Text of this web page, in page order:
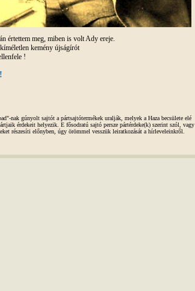
értettem meg, miben is volt Ady ereje.
kemény újságírót
!
nak gúnyolt sajtót a pártsajtótermékek uralják, melyek a Haza becsülete elé
érdekeit helyezik. E fősodratú sajtó persze pártérdeke(k) szerint szól, vagy
részesíti előnyben, úgy örömmel vesszük leiratkozását a hírleveleinkről.